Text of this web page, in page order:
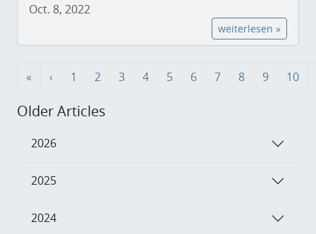
Oct. 8, 2022
weiterlesen »
« ‹ 1 2 3 4 5 6 7 8 9 10
Older Articles
2026
2025
2024